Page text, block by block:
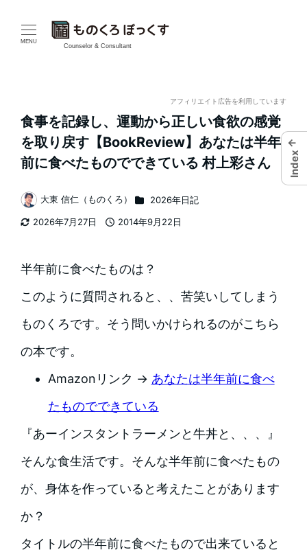
MENU
Counselor & Consultant
アフィリエイト広告を利用しています
食事を記録し、運動から正しい食欲の感覚
を取り戻す【BookReview】あなたは半年
前に食べたものでできている 村上彩さん
2026年7月27日
2014年9月22日
著
者
大東 信仁（ものくろ） カテゴリー
2026年日記
半年前に食べたものは？
このように質問されると、、苦笑いしてしまう
ものくろです。そう問いかけられるのがこちら
の本です。
Amazonリンク → あなたは半年前に食べ
たものでできている
『あーインスタントラーメンと牛丼と、、、』
そんな食生活です。そんな半年前に食べたもの
が、身体を作っていると考えたことがあります
か？
タイトルの半年前に食べたもので出来ていると
←
Index